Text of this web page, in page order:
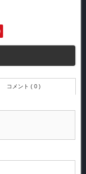
コメント ( 0 )